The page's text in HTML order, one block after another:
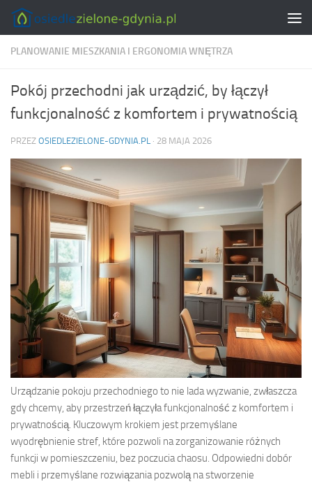
Skip to content
PLANOWANIE MIESZKANIA I ERGONOMIA WNĘTRZA
Pokój przechodni jak urządzić, by łączył
funkcjonalność z komfortem i prywatnością
PRZEZ OSIEDLEZIELONE-GDYNIA.PL · 28 MAJA 2026
Urządzanie pokoju przechodniego to nie lada wyzwanie, zwłaszcza
gdy chcemy, aby przestrzeń łączyła funkcjonalność z komfortem i
prywatnością. Kluczowym krokiem jest przemyślane
wyodrębnienie stref, które pozwoli na zorganizowanie różnych
funkcji w pomieszczeniu, bez poczucia chaosu. Odpowiedni dobór
mebli i przemyślane rozwiązania pozwolą na stworzenie